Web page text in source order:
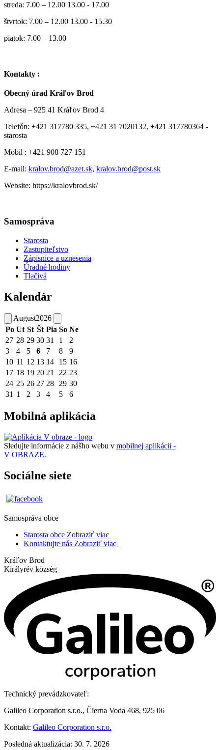
streda: 7.00 – 12.00 13.00 - 17.00
štvrtok: 7.00 – 12.00 13.00 - 15.30
piatok: 7.00 – 13.00
Kontakty :
Obecný úrad Kráľov Brod
Adresa – 925 41 Kráľov Brod 4
Telefón: +421 317780 335, +421 31 7020132, +421 317780364 -
starosta
Mobil : +421 908 727 151
E-mail: kralov.brod@azet.sk, kralov.brod@post.sk
Website: https://kralovbrod.sk/
Samospráva
Starosta
Zastupiteľstvo
Zápisnice a uznesenia
Úradné hodiny
Tlačivá
Kalendár
August2026
Po Ut St Št Pia So Ne
27 28 29 30 31 1
2
3
4 5 6 7 8
9
10 11 12 13 14 15 16
17 18 19 20 21 22 23
24 25 26 27 28 29 30
31 1 2 3 4 5 6
Mobilná aplikácia
Sledujte informácie z nášho webu v mobilnej aplikácii -
V OBRAZE.
Sociálne siete
Samospráva obce
Starosta obce Zobraziť viac
Kontaktujte nás Zobraziť viac
Kráľov Brod
Királyrév község
Technický prevádzkovateľ:
Galileo Corporation s.r.o., Čierna Voda 468, 925 06
Kontakt: Galileo Corporation s.r.o.
Posledná aktualizácia: 30. 7. 2026